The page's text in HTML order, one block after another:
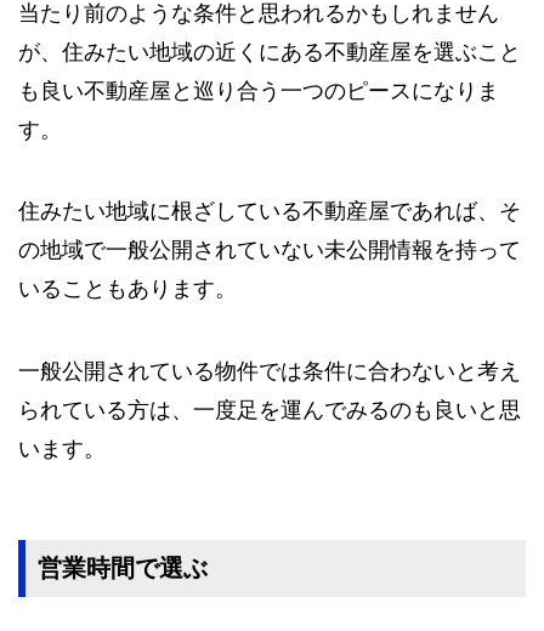
当たり前のような条件と思われるかもしれません
が、住みたい地域の近くにある不動産屋を選ぶこと
も良い不動産屋と巡り合う一つのピースになりま
す。
住みたい地域に根ざしている不動産屋であれば、そ
の地域で一般公開されていない未公開情報を持って
いることもあります。
一般公開されている物件では条件に合わないと考え
られている方は、一度足を運んでみるのも良いと思
います。
営業時間で選ぶ